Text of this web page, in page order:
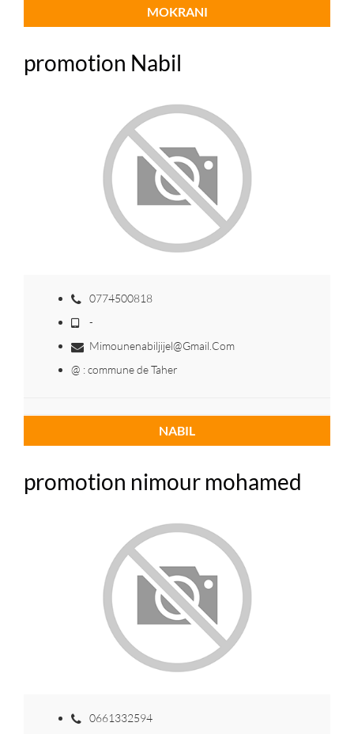
MOKRANI
promotion Nabil
0774500818
-
Mimounenabiljijel@Gmail.Com
@ : commune de Taher
NABIL
promotion nimour mohamed
0661332594